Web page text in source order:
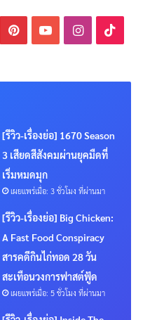
PinterestYouTubeInstagram
[รีวิว-เรื่องย่อ] 1670 Season
3 เสียดสีสังคมผ่านยุคมืดที่
เริ่มหมดมุก
เผยแพร่เมื่อ: 3 ชั่วโมง ที่ผ่านมา
[รีวิว-เรื่องย่อ] Big Chicken:
A Fast Food Conspiracy
สารคดีกินไก่ทอด 28 วัน
สะเทือนวงการฟาสต์ฟู้ด
เผยแพร่เมื่อ: 5 ชั่วโมง ที่ผ่านมา